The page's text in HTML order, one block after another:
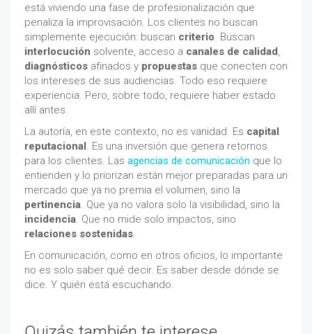
está viviendo una fase de profesionalización que
penaliza la improvisación. Los clientes no buscan
simplemente ejecución: buscan criterio. Buscan
interlocución solvente, acceso a canales de calidad,
diagnósticos afinados y propuestas que conecten con
los intereses de sus audiencias. Todo eso requiere
experiencia. Pero, sobre todo, requiere haber estado
allí antes.
La autoría, en este contexto, no es vanidad. Es capital
reputacional. Es una inversión que genera retornos
para los clientes. Las agencias de comunicación que lo
entienden y lo priorizan están mejor preparadas para un
mercado que ya no premia el volumen, sino la
pertinencia. Que ya no valora solo la visibilidad, sino la
incidencia. Que no mide solo impactos, sino
relaciones sostenidas.
En comunicación, como en otros oficios, lo importante
no es solo saber qué decir. Es saber desde dónde se
dice. Y quién está escuchando.